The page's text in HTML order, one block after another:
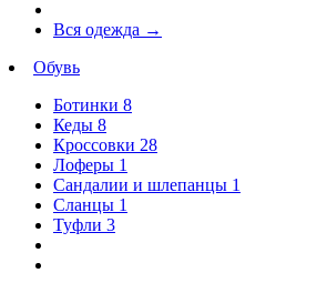
Вся одежда →
Обувь
Ботинки 8
Кеды 8
Кроссовки 28
Лоферы 1
Сандалии и шлепанцы 1
Сланцы 1
Туфли 3